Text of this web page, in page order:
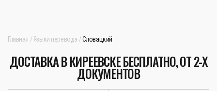
Главная Языки перевода Словацкий
ДОСТАВКА В КИРЕЕВСКЕ БЕСПЛАТНО, ОТ 2-Х
ДОКУМЕНТОВ